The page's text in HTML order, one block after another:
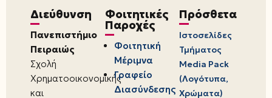
Διεύθυνση
Πανεπιστήμιο
Πειραιώς
Σχολή
Χρηματοοικονομικής
και
Φοιτητικές
Παροχές
Φοιτητική
Μέριμνα
Γραφείο
Διασύνδεσης
Πρόσθετα
Ιστοσελίδες
Τμήματος
Media Pack
(Λογότυπα,
Χρώματα)